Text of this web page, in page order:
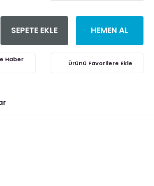
SEPETE EKLE HEMEN AL
Haber